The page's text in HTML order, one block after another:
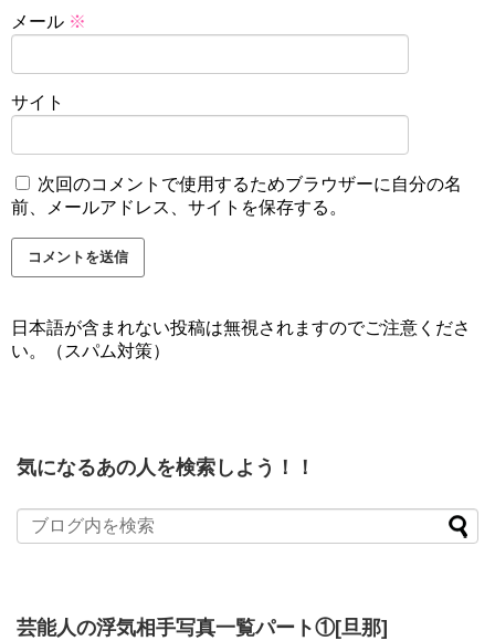
メール ※
サイト
次回のコメントで使用するためブラウザーに自分の名
前、メールアドレス、サイトを保存する。
日本語が含まれない投稿は無視されますのでご注意くださ
い。（スパム対策）
気になるあの人を検索しよう！！
芸能人の浮気相手写真一覧パート①[旦那]